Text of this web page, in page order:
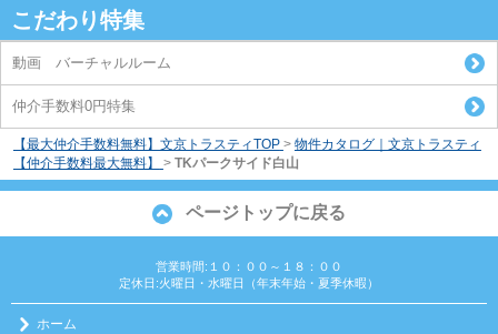
こだわり特集
動画 バーチャルルーム
仲介手数料0円特集
【最大仲介手数料無料】文京トラスティTOP > 物件カタログ｜文京トラスティ
【仲介手数料最大無料】
> TKパークサイド白山
ページトップに戻る
営業時間:１０：００～１８：００
定休日:火曜日・水曜日（年末年始・夏季休暇）
ホーム